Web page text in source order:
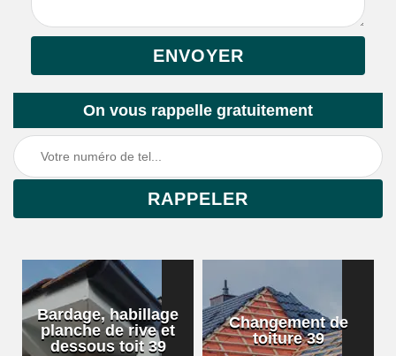
On vous rappelle gratuitement
Bardage, habillage
planche de rive et
dessous toit 39
Changement de
toiture 39